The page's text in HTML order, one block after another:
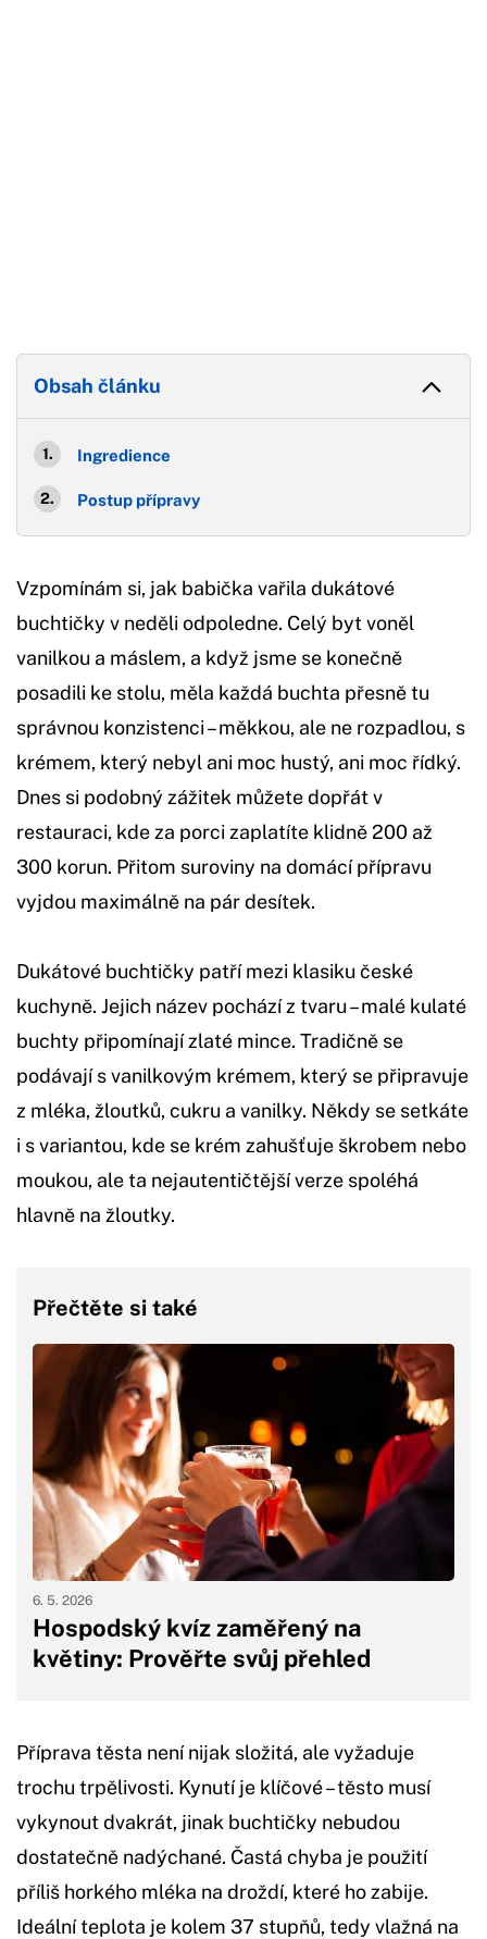
Obsah článku
Ingredience
Postup přípravy
Vzpomínám si, jak babička vařila dukátové
buchtičky v neděli odpoledne. Celý byt voněl
vanilkou a máslem, a když jsme se konečně
posadili ke stolu, měla každá buchta přesně tu
správnou konzistenci – měkkou, ale ne rozpadlou, s
krémem, který nebyl ani moc hustý, ani moc řídký.
Dnes si podobný zážitek můžete dopřát v
restauraci, kde za porci zaplatíte klidně 200 až
300 korun. Přitom suroviny na domácí přípravu
vyjdou maximálně na pár desítek.
Dukátové buchtičky patří mezi klasiku české
kuchyně. Jejich název pochází z tvaru – malé kulaté
buchty připomínají zlaté mince. Tradičně se
podávají s vanilkovým krémem, který se připravuje
z mléka, žloutků, cukru a vanilky. Někdy se setkáte
i s variantou, kde se krém zahušťuje škrobem nebo
moukou, ale ta nejautentičtější verze spoléhá
hlavně na žloutky.
Přečtěte si také
Hospodský kvíz zaměřený na
květiny: Prověřte svůj přehled
6. 5. 2026
Příprava těsta není nijak složitá, ale vyžaduje
trochu trpělivosti. Kynutí je klíčové – těsto musí
vykynout dvakrát, jinak buchtičky nebudou
dostatečně nadýchané. Častá chyba je použití
příliš horkého mléka na droždí, které ho zabije.
Ideální teplota je kolem 37 stupňů, tedy vlažná na